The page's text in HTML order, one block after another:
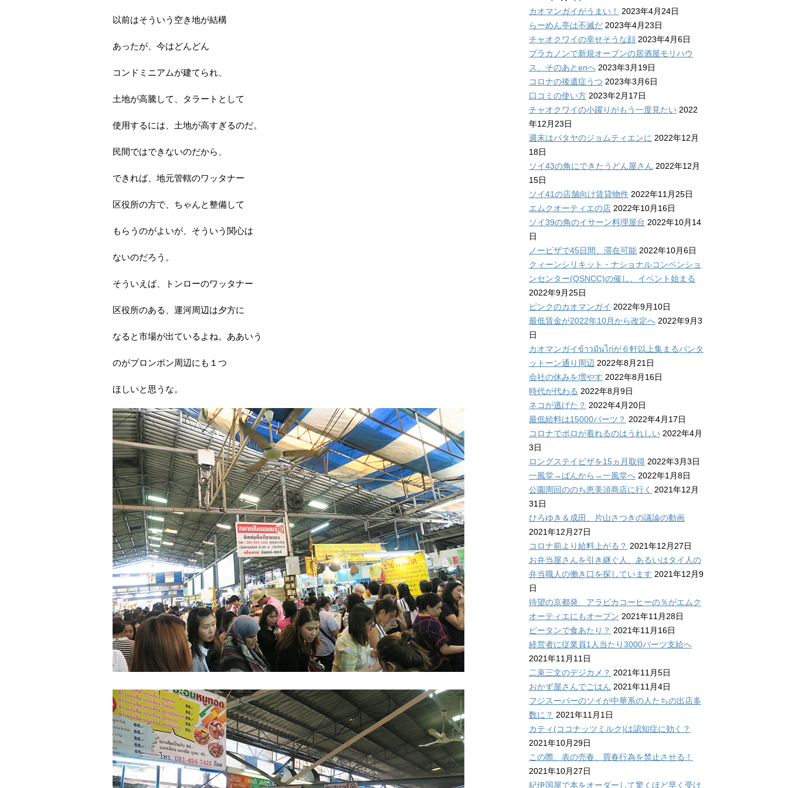
以前はそういう空き地が結構
あったが、今はどんどん
コンドミニアムが建てられ、
土地が高騰して、タラートとして
使用するには、土地が高すぎるのだ。
民間ではできないのだから、
できれば、地元管轄のワッタナー
区役所の方で、ちゃんと整備して
もらうのがよいが、そういう関心は
ないのだろう。
そういえば、トンローのワッタナー
区役所のある、運河周辺は夕方に
なると市場が出ているよね。ああいう
のがプロンポン周辺にも１つ
ほしいと思うな。
カオマンガイがうまい！
2023年4月24日
らーめん亭は不滅だ 2023年4月23日
チャオクワイの幸せそうな顔 2023年4月6日
プラカノンで新規オープンの居酒屋モリハウ
ス、そのあとenへ 2023年3月19日
コロナの後遺症うつ 2023年3月6日
口コミの使い方 2023年2月17日
チャオクワイの小躍りがもう一度見たい 2022
年12月23日
週末はパタヤのジョムティエンに 2022年12月
18日
ソイ43の角にできたうどん屋さん 2022年12月
15日
ソイ41の店舗向け賃貸物件 2022年11月25日
エムクオーティエの店 2022年10月16日
ソイ39の角のイサーン料理屋台 2022年10月14
日
ノービザで45日間、滞在可能 2022年10月6日
クィーンシリキット・ナショナルコンベンショ
ンセンター(QSNCC)の催し、イベント始まる
2022年9月25日
ピンクのカオマンガイ 2022年9月10日
最低賃金が2022年10月から改定へ 2022年9月3
日
カオマンガイข้าวมันไก่が６軒以上集まるバンタ
ットーン通り周辺 2022年8月21日
会社の休みを増やす 2022年8月16日
時代が代わる 2022年8月9日
ネコが逃げた？ 2022年4月20日
最低給料は15000バーツ？ 2022年4月17日
コロナでポロが着れるのはうれしい 2022年4月
3日
ロングステイビザを15ヵ月取得 2022年3月3日
一風堂→ばんから→一風堂へ 2022年1月8日
公園周回ののち恵美須商店に行く
2021年12月
31日
ひろゆき＆成田、片山さつきの議論の動画
2021年12月27日
コロナ前より給料上がる？ 2021年12月27日
お弁当屋さんを引き継ぐ人、あるいはタイ人の
弁当職人の働き口を探しています 2021年12月9
日
待望の京都発、アラビカコーヒーの％がエムク
オーティエにもオープン 2021年11月28日
ピータンで食あたり？ 2021年11月16日
経営者に従業員1人当たり3000バーツ支給へ
2021年11月11日
二束三文のデジカメ？ 2021年11月5日
おかず屋さんでごはん 2021年11月4日
フジスーパーのソイが中華系の人たちの出店多
数に？ 2021年11月1日
カティ(ココナッツミルク)は認知症に効く？
2021年10月29日
この際、表の売春、買春行為を禁止させる！
2021年10月27日
紀伊国屋で本をオーダーして驚くほど早く受け